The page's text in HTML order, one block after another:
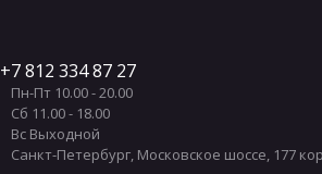
7 812 334 87 27
Пн-Пт 10.00 - 20.00
Сб 11.00 - 18.00
Вс Выходной
Санкт-Петербург, Московское шоссе, 177